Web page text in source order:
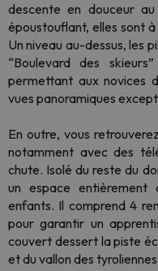
descente en douceur
époustouflant, elles sont
Un niveau au-dessus, les
“Boulevard des
permettant aux novices
vues panoramiques
En outre, vous retrouverez
notamment avec des
chute. Isolé du reste du
un espace
enfants. Il comprend 4
pour garantir un
couvert dessert la piste
et du vallon des